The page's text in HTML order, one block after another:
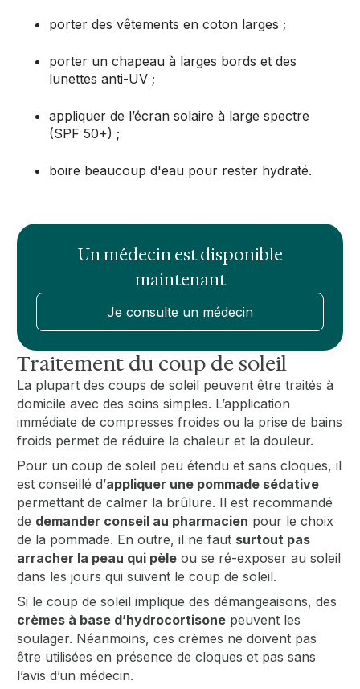
porter des vêtements en coton larges ;
porter un chapeau à larges bords et des
lunettes anti-UV ;
appliquer de l’écran solaire à large spectre
(SPF 50+) ;
boire beaucoup d'eau pour rester hydraté.
Un médecin est disponible
maintenant
Je consulte un médecin
Traitement du coup de soleil
La plupart des coups de soleil peuvent être traités à
domicile avec des soins simples. L’application
immédiate de compresses froides ou la prise de bains
froids permet de réduire la chaleur et la douleur.
Pour un coup de soleil peu étendu et sans cloques, il
est conseillé d’appliquer une pommade sédative
permettant de calmer la brûlure. Il est recommandé
de demander conseil au pharmacien pour le choix
de la pommade. En outre, il ne faut surtout pas
arracher la peau qui pèle ou se ré-exposer au soleil
dans les jours qui suivent le coup de soleil.
Si le coup de soleil implique des démangeaisons, des
crèmes à base d’hydrocortisone peuvent les
soulager. Néanmoins, ces crèmes ne doivent pas
être utilisées en présence de cloques et pas sans
l’avis d’un médecin.